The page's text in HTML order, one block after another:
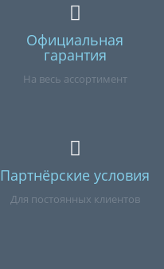
Официальная
гарантия
На весь ассортимент
Партнёрские условия
Для постоянных клиентов